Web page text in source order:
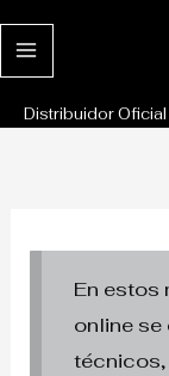
al
Distribuidor
En estos
online
técnicos,